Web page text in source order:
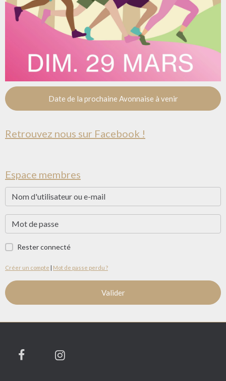
Date de la prochaine Avonnaise à venir
Retrouvez nous sur Facebook !
Espace membres
Rester connecté
Créer un compte Mot de passe perdu ?
Valider